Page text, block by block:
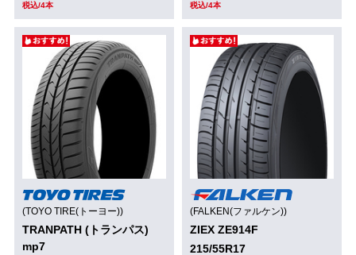
税込/4本 税込/4本
(TOYO TIRE(トーヨー))
TRANPATH (トランパス)
mp7
(FALKEN(ファルケン))
ZIEX ZE914F
215/55R17